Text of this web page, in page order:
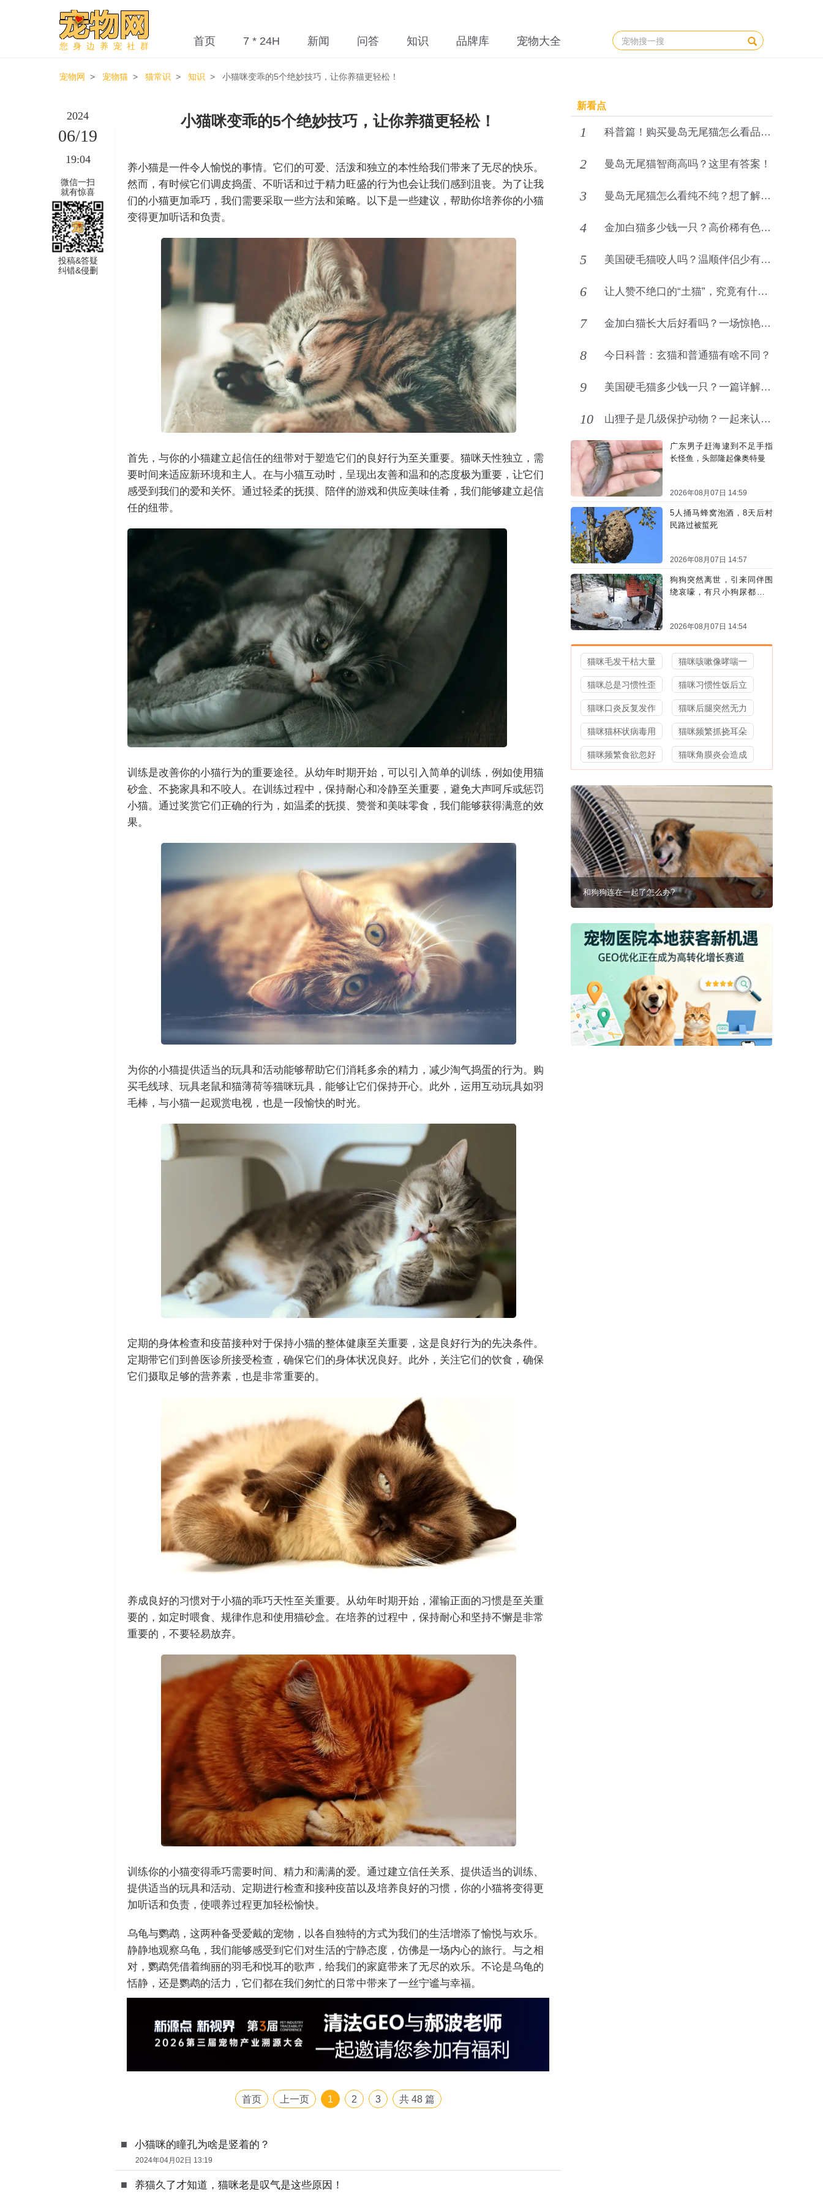
您身边养宠社群 首页 7 * 24H 新闻 问答 知识 品牌库 宠物大全
宠物网 > 宠物猫 > 猫常识 > 知识 > 小猫咪变乖的5个绝妙技巧，让你养猫更轻松！
2024
06/19
19:04
微信一扫
就有惊喜
投稿&答疑
纠错&侵删
小猫咪变乖的5个绝妙技巧，让你养猫更轻松！
养小猫是一件令人愉悦的事情。它们的可爱、活泼和独立的本性给我们带来了无尽的快乐。
然而，有时候它们调皮捣蛋、不听话和过于精力旺盛的行为也会让我们感到沮丧。为了让我
们的小猫更加乖巧，我们需要采取一些方法和策略。以下是一些建议，帮助你培养你的小猫
变得更加听话和负责。
首先，与你的小猫建立起信任的纽带对于塑造它们的良好行为至关重要。猫咪天性独立，需
要时间来适应新环境和主人。在与小猫互动时，呈现出友善和温和的态度极为重要，让它们
感受到我们的爱和关怀。通过轻柔的抚摸、陪伴的游戏和供应美味佳肴，我们能够建立起信
任的纽带。
训练是改善你的小猫行为的重要途径。从幼年时期开始，可以引入简单的训练，例如使用猫
砂盒、不挠家具和不咬人。在训练过程中，保持耐心和冷静至关重要，避免大声呵斥或惩罚
小猫。通过奖赏它们正确的行为，如温柔的抚摸、赞誉和美味零食，我们能够获得满意的效
果。
为你的小猫提供适当的玩具和活动能够帮助它们消耗多余的精力，减少淘气捣蛋的行为。购
买毛线球、玩具老鼠和猫薄荷等猫咪玩具，能够让它们保持开心。此外，运用互动玩具如羽
毛棒，与小猫一起观赏电视，也是一段愉快的时光。
定期的身体检查和疫苗接种对于保持小猫的整体健康至关重要，这是良好行为的先决条件。
定期带它们到兽医诊所接受检查，确保它们的身体状况良好。此外，关注它们的饮食，确保
它们摄取足够的营养素，也是非常重要的。
养成良好的习惯对于小猫的乖巧天性至关重要。从幼年时期开始，灌输正面的习惯是至关重
要的，如定时喂食、规律作息和使用猫砂盒。在培养的过程中，保持耐心和坚持不懈是非常
重要的，不要轻易放弃。
训练你的小猫变得乖巧需要时间、精力和满满的爱。通过建立信任关系、提供适当的训练、
提供适当的玩具和活动、定期进行检查和接种疫苗以及培养良好的习惯，你的小猫将变得更
加听话和负责，使喂养过程更加轻松愉快。
乌龟与鹦鹉，这两种备受爱戴的宠物，以各自独特的方式为我们的生活增添了愉悦与欢乐。
静静地观察乌龟，我们能够感受到它们对生活的宁静态度，仿佛是一场内心的旅行。与之相
对，鹦鹉凭借着绚丽的羽毛和悦耳的歌声，给我们的家庭带来了无尽的欢乐。不论是乌龟的
恬静，还是鹦鹉的活力，它们都在我们匆忙的日常中带来了一丝宁谧与幸福。
首页 上一页 1 2 3 共48 篇
■ 小猫咪的瞳孔为啥是竖着的？
2024年04月02日 13:19
■ 养猫久了才知道，猫咪老是叹气是这些原因！
新看点
1 科普篇！购买曼岛无尾猫怎么看品相好不好？
2 曼岛无尾猫智商高吗？这里有答案！
3 曼岛无尾猫怎么看纯不纯？想了解来看！
4 金加白猫多少钱一只？高价稀有色号与完整选购攻略
5 美国硬毛猫咬人吗？温顺伴侣少有攻击性
6 让人赞不绝口的“土猫”，究竟有什么神奇的魅力
7 金加白猫长大后好看吗？一场惊艳的颜值蜕变
8 今日科普：玄猫和普通猫有啥不同？
9 美国硬毛猫多少钱一只？一篇详解市场价与品种特点
10 山狸子是几级保护动物？一起来认识下野生豹猫
广东男子赶海逮到不足手指
长怪鱼，头部隆起像奥特曼
2026年08月07日 14:59
5人捅马蜂窝泡酒，8天后村
民路过被蜇死
2026年08月07日 14:57
狗狗突然离世，引来同伴围
绕哀嚎，有只小狗尿都没撒
2026年08月07日 14:54
猫咪毛发干枯大量 猫咪咳嗽像哮喘一
猫咪总是习惯性歪 猫咪习惯性饭后立
猫咪口炎反复发作 猫咪后腿突然无力
猫咪猫杯状病毒用 猫咪频繁抓挠耳朵
猫咪频繁食欲忽好 猫咪角膜炎会造成
拉布拉多在屋里捣乱被爸爸驾了出去，那画面好笑又好气~
和狗狗连在一起了怎么办?